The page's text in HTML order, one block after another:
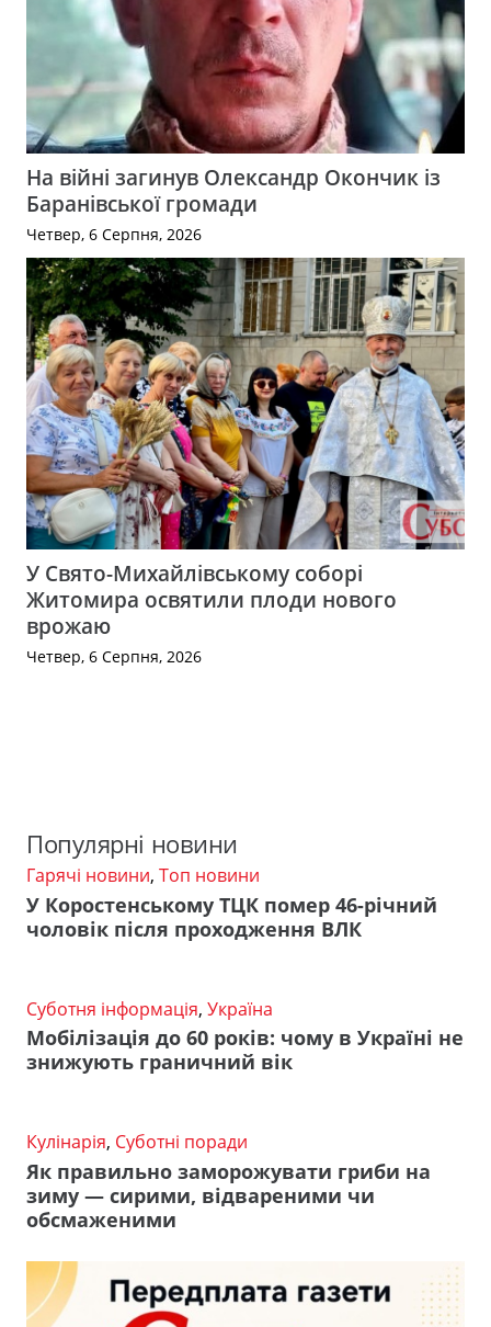
На війні загинув Олександр Окончик із
Баранівської громади
Четвер, 6 Серпня, 2026
У Свято-Михайлівському соборі
Житомира освятили плоди нового
врожаю
Четвер, 6 Серпня, 2026
Популярні новини
Гарячі новини, Топ новини
У Коростенському ТЦК помер 46-річний
чоловік після проходження ВЛК
Суботня інформація, Україна
Мобілізація до 60 років: чому в Україні не
знижують граничний вік
Кулінарія, Суботні поради
Як правильно заморожувати гриби на
зиму — сирими, відвареними чи
обсмаженими